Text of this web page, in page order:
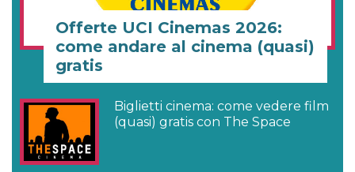
Offerte UCI Cinemas 2026:
come andare al cinema (quasi)
gratis
Biglietti cinema: come vedere film
(quasi) gratis con The Space